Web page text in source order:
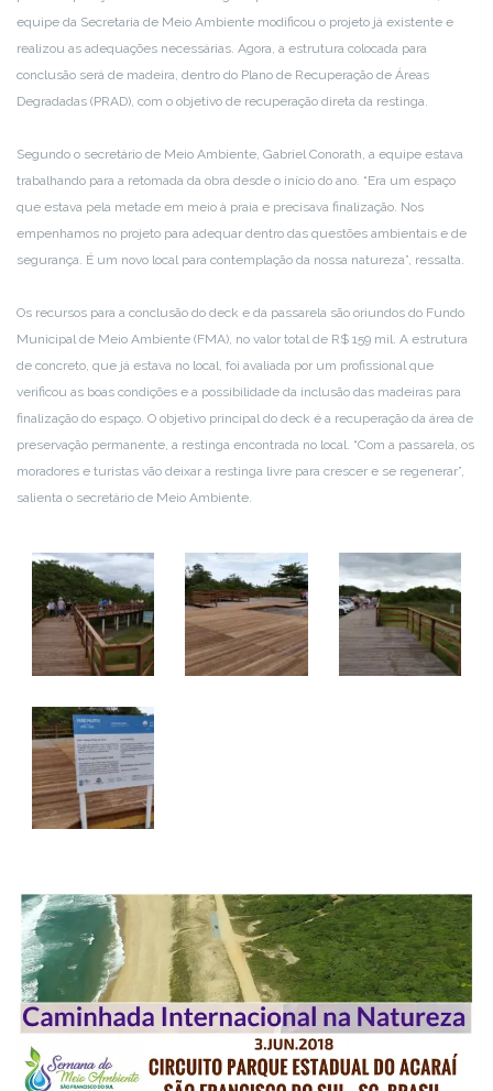
equipe da Secretaria de Meio Ambiente modificou o projeto já existente e
realizou as adequações necessárias. Agora, a estrutura colocada para
conclusão será de madeira, dentro do Plano de Recuperação de Áreas
Degradadas (PRAD), com o objetivo de recuperação direta da restinga.
Segundo o secretário de Meio Ambiente, Gabriel Conorath, a equipe estava
trabalhando para a retomada da obra desde o início do ano. “Era um espaço
que estava pela metade em meio à praia e precisava finalização. Nos
empenhamos no projeto para adequar dentro das questões ambientais e de
segurança. É um novo local para contemplação da nossa natureza”, ressalta.
Os recursos para a conclusão do deck e da passarela são oriundos do Fundo
Municipal de Meio Ambiente (FMA), no valor total de R$ 159 mil. A estrutura
de concreto, que já estava no local, foi avaliada por um profissional que
verificou as boas condições e a possibilidade da inclusão das madeiras para
finalização do espaço. O objetivo principal do deck é a recuperação da área de
preservação permanente, a restinga encontrada no local. “Com a passarela, os
moradores e turistas vão deixar a restinga livre para crescer e se regenerar”,
salienta o secretário de Meio Ambiente.